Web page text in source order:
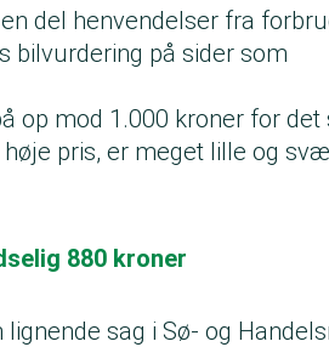
del henvendelser fra
bilvurdering på sider som
op mod 1.000 kroner for det
pris, er meget lille og
880 kroner
lignende sag i Sø- og